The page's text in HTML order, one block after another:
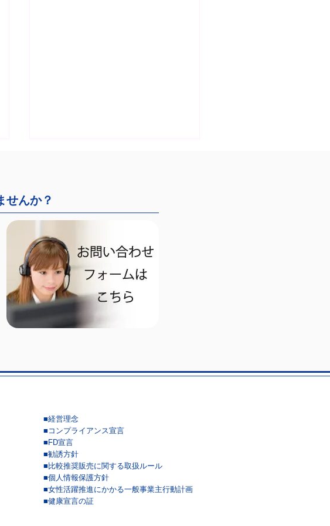
岩本沙弓氏と湖東京至氏によ
る講演会を南天苑にて実施し
ました
せんか？
■経営理念
■コンプライアンス宣言
■FD宣言
■勧誘方針
■比較推奨販売に関する取扱ルール
■個人情報保護方針
■女性活躍推進にかかる一般事業主行動計画
■健康宣言の証